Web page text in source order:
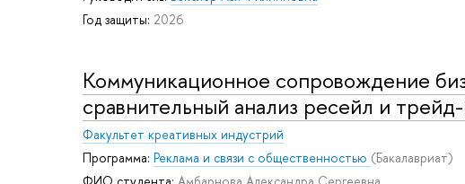
Год защиты: 2026
Коммуникационное сопровождение
сравнительный анализ ресейл и
Факультет креативных индустрий
Программа: Реклама и связи с общественностью (Бакалавриат)
ФИО студента: Амбарнова Александра Сергеевна